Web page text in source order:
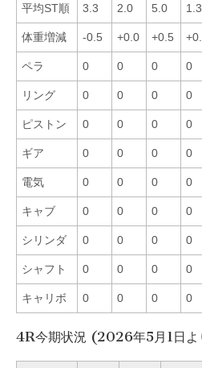
平均ST順 3.3 2.0 5.0 1.3
体重増減 -0.5 +0.0 +0.5
ペラ 0 0 0 0
リング 0 0 0 0
ピストン 0 0 0 0
ギア 0 0 0 0
電気 0 0 0 0
キャブ 0 0 0 0
シリンダ 0 0 0 0
シャフト 0 0 0 0
キャリボ 0 0 0 0
4R今期状況 (2026年5月1日よ